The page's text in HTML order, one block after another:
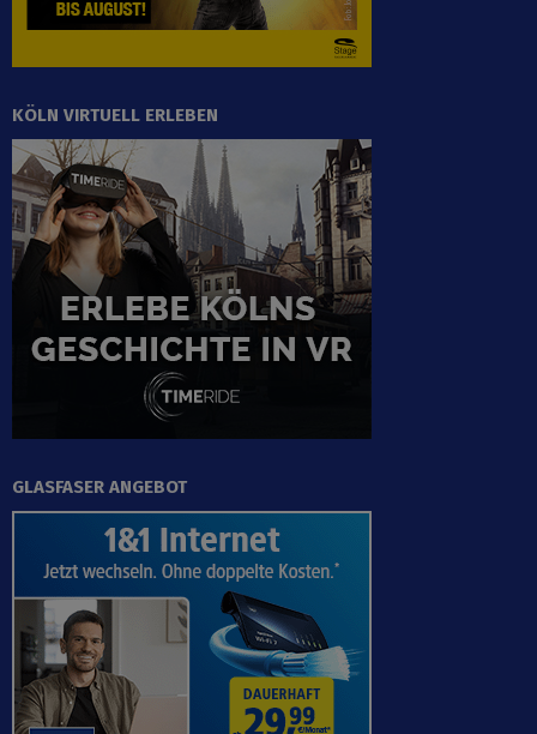
KÖLN VIRTUELL ERLEBEN
GLASFASER ANGEBOT